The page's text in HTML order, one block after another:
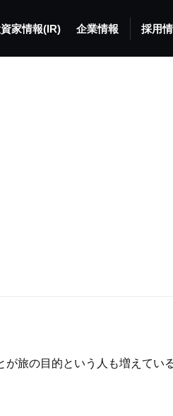
家情報(IR) 企業情報 採用
旅の目的という人も増えて